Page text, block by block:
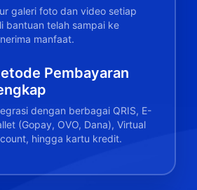
galeri foto dan video setiap
bantuan telah sampai ke
manfaat.
Pembayaran
dengan berbagai QRIS, E-
(Gopay, OVO, Dana), Virtual
hingga kartu kredit.